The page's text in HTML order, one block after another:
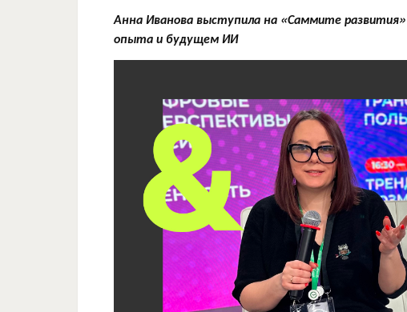
Анна Иванова выступила на «Саммите
опыта и будущем ИИ